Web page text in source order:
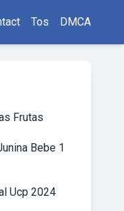
Tos DMCA
Frutas
Bebe 1
Ucp 2024